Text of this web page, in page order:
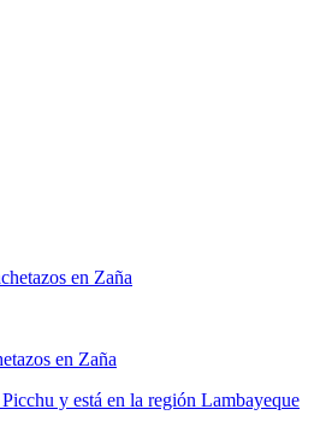
en Zaña
y está en la región Lambayeque